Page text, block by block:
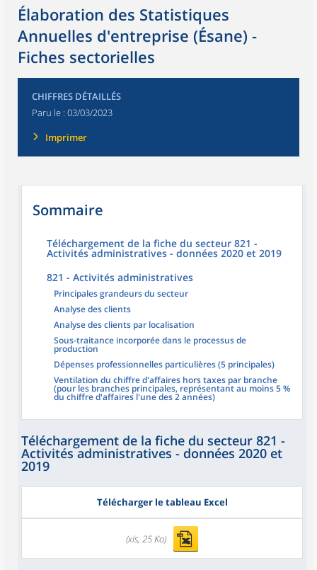
Élaboration des Statistiques
Annuelles d'entreprise (Ésane) -
Fiches sectorielles
CHIFFRES DÉTAILLÉS
Paru le : 03/03/2023
Imprimer
Sommaire
Téléchargement de la fiche du secteur 821 -
Activités administratives - données 2020 et 2019
821 - Activités administratives
Principales grandeurs du secteur
Analyse des clients
Analyse des clients par localisation
Sous-traitance incorporée dans le processus de
production
Dépenses professionnelles particulières (5 principales)
Ventilation du chiffre d'affaires hors taxes par branche
(pour les branches principales, représentant au moins 5 %
du chiffre d'affaires l'une des 2 années)
Téléchargement de la fiche du secteur 821 -
Activités administratives - données 2020 et
2019
Télécharger le tableau Excel
(xls, 25 Ko)